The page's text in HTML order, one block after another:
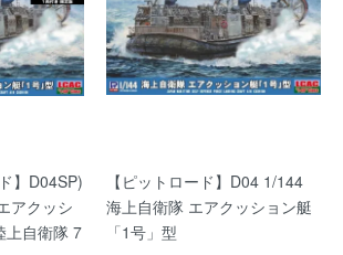
】D04SP)
アクッシ
上自衛隊 7
【ピットロード】D04 1/144
海上自衛隊 エアクッション艇
「1号」型